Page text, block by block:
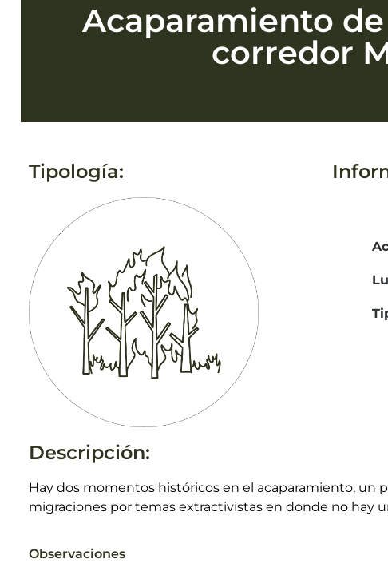
Acaparamiento
corredor
Tipología:
Descripción:
Hay dos momentos históricos en el acaparamiento,
migraciones por temas extractivistas en donde no hay
Observaciones